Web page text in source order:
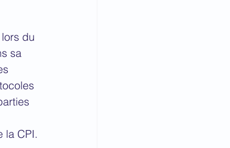
du
sa
la CPI.